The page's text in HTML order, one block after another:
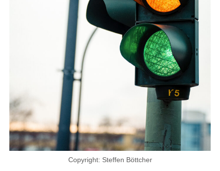
Copyright: Steffen Böttcher